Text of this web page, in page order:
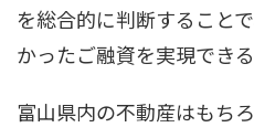
を総合的に判断すること
かったご融資を実現でき
富山県内の不動産はもち